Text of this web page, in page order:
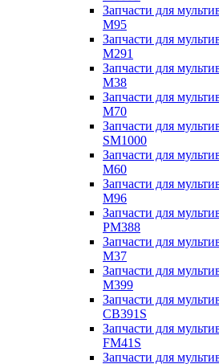
Запчасти для
M95
Запчасти для
M291
Запчасти для
M38
Запчасти для
M70
Запчасти для
SM1000
Запчасти для
M60
Запчасти для
M96
Запчасти для
PM388
Запчасти для
M37
Запчасти для
M399
Запчасти для
CB391S
Запчасти для
FM41S
Запчасти для